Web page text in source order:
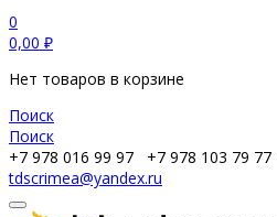
0
0,00 ₽
Нет товаров в корзине
Поиск
Поиск
+7 978 016 99 97
+7 978 103 79 77
tdscrimea@yandex.ru